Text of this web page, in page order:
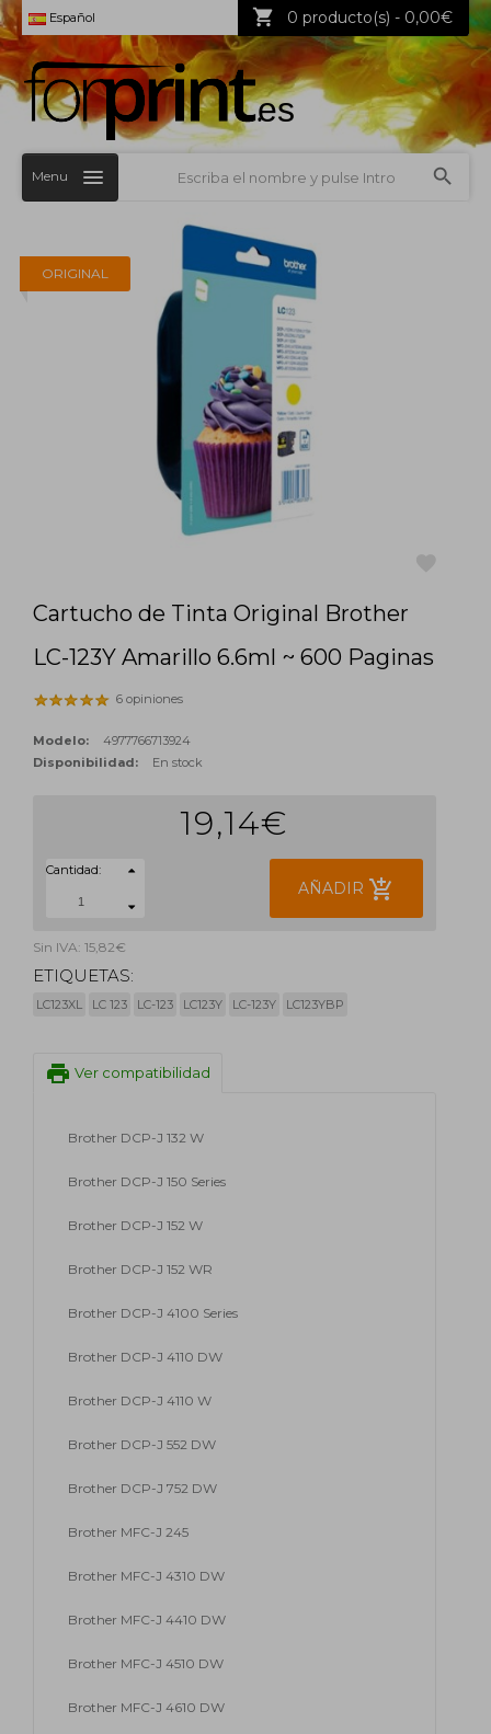
Español 0 producto(s) - 0,00€
Menu
ORIGINAL
Cartucho de Tinta Original Brother
LC-123Y Amarillo 6.6ml ~ 600 Paginas
6 opiniones
Modelo:
4977766713924
Disponibilidad:
En stock
19,14€
Cantidad:
AÑADIR add_shopping_cart
Sin IVA: 15,82€
ETIQUETAS:
LC123XL LC 123 LC-123 LC123Y LC-123Y LC123YBP
print Ver compatibilidad
Brother DCP-J 132 W
Brother DCP-J 150 Series
Brother DCP-J 152 W
Brother DCP-J 152 WR
Brother DCP-J 4100 Series
Brother DCP-J 4110 DW
Brother DCP-J 4110 W
Brother DCP-J 552 DW
Brother DCP-J 752 DW
Brother MFC-J 245
Brother MFC-J 4310 DW
Brother MFC-J 4410 DW
Brother MFC-J 4510 DW
Brother MFC-J 4610 DW